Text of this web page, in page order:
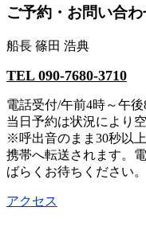
ご予約・お問い合わ
船長 篠田 浩典
TEL 090-7680-3710
電話受付/午前4時～午後
当日予約は状況により
※呼出音のまま30秒以
携帯へ転送されます。
ばらくお待ちください。
アクセス